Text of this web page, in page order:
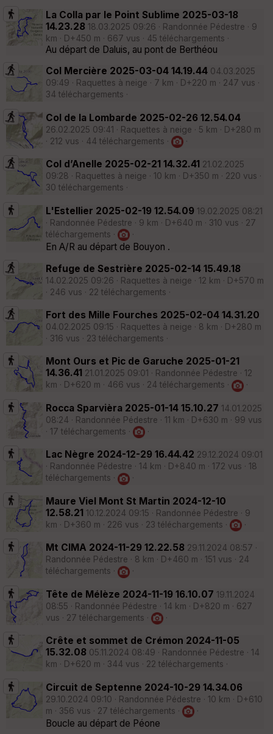
La Colla par le Point Sublime 2025-03-18
14.23.28 18.03.2025 09:26 · Randonnée Pédestre · 9
km · D+450 m · 667 vus · 45 téléchargements ·
Au départ de Daluis, au pont de Berthéou
Col Mercière 2025-03-04 14.19.44 04.03.2025
09:49 · Raquettes à neige · 7 km · D+220 m · 247 vus ·
34 téléchargements ·
Col de la Lombarde 2025-02-26 12.54.04
26.02.2025 09:41 · Raquettes à neige · 5 km · D+280 m
· 212 vus · 44 téléchargements ·
·
Col d’Anelle 2025-02-21 14.32.41 21.02.2025
09:28 · Raquettes à neige · 10 km · D+350 m · 220 vus ·
30 téléchargements ·
L'Estellier 2025-02-19 12.54.09 19.02.2025 08:21
· Randonnée Pédestre · 9 km · D+640 m · 310 vus · 27
téléchargements ·
·
En A/R au départ de Bouyon .
Refuge de Sestrière 2025-02-14 15.49.18
14.02.2025 09:26 · Raquettes à neige · 12 km · D+570 m
· 246 vus · 22 téléchargements ·
Fort des Mille Fourches 2025-02-04 14.31.20
04.02.2025 09:15 · Raquettes à neige · 8 km · D+280 m
· 316 vus · 23 téléchargements ·
Mont Ours et Pic de Garuche 2025-01-21
14.36.41 21.01.2025 09:01 · Randonnée Pédestre · 12
km · D+620 m · 466 vus · 24 téléchargements ·
·
Rocca Sparvièra 2025-01-14 15.10.27 14.01.2025
08:24 · Randonnée Pédestre · 11 km · D+630 m · 99 vus
· 17 téléchargements ·
·
Lac Nègre 2024-12-29 16.44.42 29.12.2024 09:01
· Randonnée Pédestre · 14 km · D+840 m · 172 vus · 18
téléchargements ·
·
Maure Viel Mont St Martin 2024-12-10
12.58.21 10.12.2024 09:15 · Randonnée Pédestre · 9
km · D+360 m · 226 vus · 23 téléchargements ·
·
Mt CIMA 2024-11-29 12.22.58 29.11.2024 08:57 ·
Randonnée Pédestre · 8 km · D+460 m · 151 vus · 24
téléchargements ·
·
Tête de Mélèze 2024-11-19 16.10.07 19.11.2024
08:55 · Randonnée Pédestre · 14 km · D+820 m · 627
vus · 27 téléchargements ·
·
Crête et sommet de Crémon 2024-11-05
15.32.08 05.11.2024 08:49 · Randonnée Pédestre · 14
km · D+620 m · 344 vus · 22 téléchargements ·
Circuit de Septenne 2024-10-29 14.34.06
29.10.2024 09:10 · Randonnée Pédestre · 10 km · D+610
m · 356 vus · 27 téléchargements ·
·
Boucle au départ de Péone